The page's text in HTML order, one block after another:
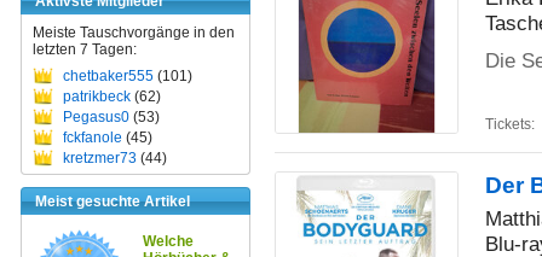
Meiste Tauschvorgänge in den
letzten 7 Tagen:
chetbaker555 (101)
patrikbeck (62)
Pegasus0 (53)
fckfanole (45)
kretzmer73 (44)
Meist gesuchte Artikel
Welche
Die
Tickets:
Der
Blu-